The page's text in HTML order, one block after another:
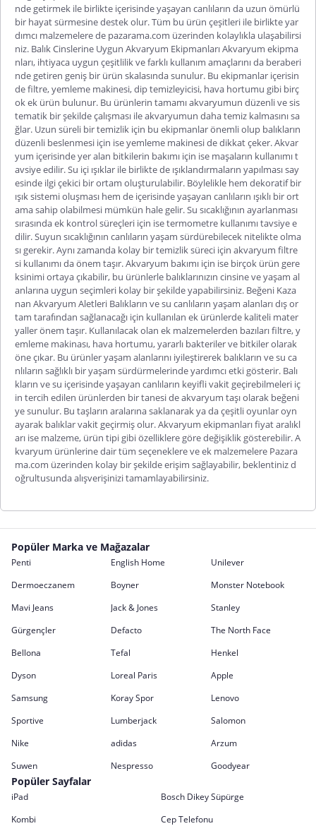
nde getirmek ile birlikte içerisinde yaşayan canlıların da uzun ömürlü
bir hayat sürmesine destek olur. Tüm bu ürün çeşitleri ile birlikte yar
dımcı malzemelere de pazarama.com üzerinden kolaylıkla ulaşabilirsi
niz. Balık Cinslerine Uygun Akvaryum Ekipmanları Akvaryum ekipma
nları, ihtiyaca uygun çeşitlilik ve farklı kullanım amaçlarını da beraberi
nde getiren geniş bir ürün skalasında sunulur. Bu ekipmanlar içerisin
de filtre, yemleme makinesi, dip temizleyicisi, hava hortumu gibi birç
ok ek ürün bulunur. Bu ürünlerin tamamı akvaryumun düzenli ve sis
tematik bir şekilde çalışması ile akvaryumun daha temiz kalmasını sa
ğlar. Uzun süreli bir temizlik için bu ekipmanlar önemli olup balıkların
düzenli beslenmesi için ise yemleme makinesi de dikkat çeker. Akvar
yum içerisinde yer alan bitkilerin bakımı için ise maşaların kullanımı t
avsiye edilir. Su içi ışıklar ile birlikte de ışıklandırmaların yapılması say
esinde ilgi çekici bir ortam oluşturulabilir. Böylelikle hem dekoratif bir
ışık sistemi oluşması hem de içerisinde yaşayan canlıların ışıklı bir ort
ama sahip olabilmesi mümkün hale gelir. Su sıcaklığının ayarlanması
sırasında ek kontrol süreçleri için ise termometre kullanımı tavsiye e
dilir. Suyun sıcaklığının canlıların yaşam sürdürebilecek nitelikte olma
sı gerekir. Aynı zamanda kolay bir temizlik süreci için akvaryum filtre
si kullanımı da önem taşır. Akvaryum bakımı için ise birçok ürün gere
ksinimi ortaya çıkabilir, bu ürünlerle balıklarınızın cinsine ve yaşam al
anlarına uygun seçimleri kolay bir şekilde yapabilirsiniz. Beğeni Kaza
nan Akvaryum Aletleri Balıkların ve su canlıların yaşam alanları dış or
tam tarafından sağlanacağı için kullanılan ek ürünlerde kaliteli mater
yaller önem taşır. Kullanılacak olan ek malzemelerden bazıları filtre, y
emleme makinası, hava hortumu, yararlı bakteriler ve bitkiler olarak
öne çıkar. Bu ürünler yaşam alanlarını iyileştirerek balıkların ve su ca
nlıların sağlıklı bir yaşam sürdürmelerinde yardımcı etki gösterir. Balı
kların ve su içerisinde yaşayan canlıların keyifli vakit geçirebilmeleri iç
in tercih edilen ürünlerden bir tanesi de akvaryum taşı olarak beğeni
ye sunulur. Bu taşların aralarına saklanarak ya da çeşitli oyunlar oyn
ayarak balıklar vakit geçirmiş olur. Akvaryum ekipmanları fiyat aralıkl
arı ise malzeme, ürün tipi gibi özelliklere göre değişiklik gösterebilir. A
kvaryum ürünlerine dair tüm seçeneklere ve ek malzemelere Pazara
ma.com üzerinden kolay bir şekilde erişim sağlayabilir, beklentiniz d
oğrultusunda alışverişinizi tamamlayabilirsiniz.
Popüler Marka ve Mağazalar
Penti English Home
Unilever
Dermoeczanem
Boyner
Monster Notebook
Mavi Jeans
Jack & Jones
Stanley
Gürgençler
Defacto
The North Face
Bellona
Tefal
Henkel
Dyson
Loreal Paris
Apple
Samsung
Koray Spor
Lenovo
Sportive
Lumberjack
Salomon
Nike
adidas
Arzum
Suwen
Nespresso Goodyear
Popüler Sayfalar
iPad
Bosch Dikey Süpürge
Kombi
Cep Telefonu